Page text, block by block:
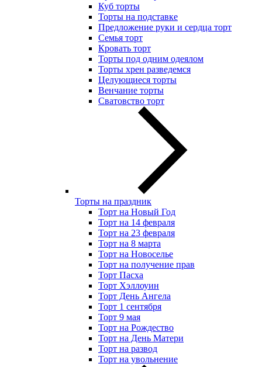
Куб торты
Торты на подставке
Предложение руки и сердца торт
Семья торт
Кровать торт
Торты под одним одеялом
Торты хрен разведемся
Целующиеся торты
Венчание торты
Сватовство торт
Торты на праздник
Торт на Новый Год
Торт на 14 февраля
Торт на 23 февраля
Торт на 8 марта
Торт на Новоселье
Торт на получение прав
Торт Пасха
Торт Хэллоуин
Торт День Ангела
Торт 1 сентября
Торт 9 мая
Торт на Рождество
Торт на День Матери
Торт на развод
Торт на увольнение